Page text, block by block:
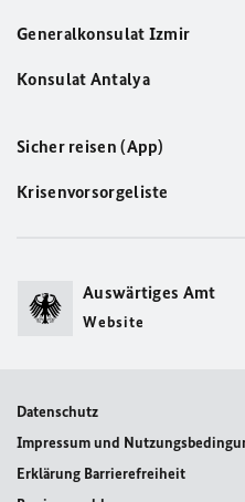
Generalkonsulat Izmir
Konsulat Antalya
Sicher reisen (App)
Krisenvorsorgeliste
Auswärtiges Amt
Website
Datenschutz
Impressum und
Erklärung Barrierefreiheit